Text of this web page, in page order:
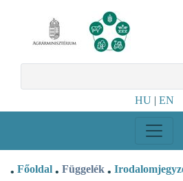
HU | EN
• Főoldal • Függelék •